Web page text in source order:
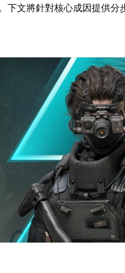
下文將針對核心成因提供分